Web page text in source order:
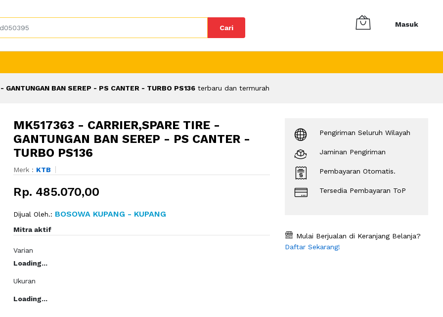
Cari Masuk
GANTUNGAN BAN SEREP - PS CANTER - TURBO PS136 terbaru dan termurah
MK517363 - CARRIER,SPARE TIRE -
GANTUNGAN BAN SEREP - PS CANTER -
TURBO PS136
Merk : KTB
Rp. 485.070,00
Dijual Oleh.: BOSOWA KUPANG - KUPANG
Mitra aktif
Varian
Loading...
Ukuran
Loading...
Pengiriman Seluruh Wilayah
Jaminan Pengiriman
Pembayaran Otomatis.
Tersedia Pembayaran ToP
Mulai Berjualan di Keranjang Belanja?
Daftar Sekarang!